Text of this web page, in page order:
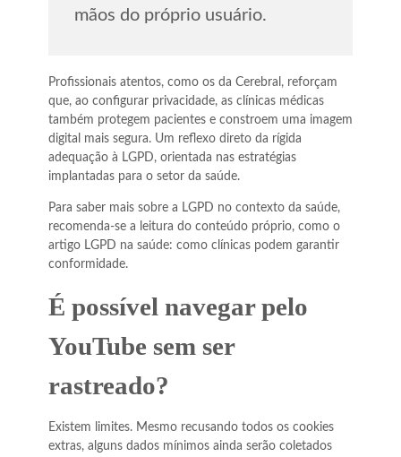
mãos do próprio usuário.
Profissionais atentos, como os da Cerebral, reforçam
que, ao configurar privacidade, as clínicas médicas
também protegem pacientes e constroem uma imagem
digital mais segura. Um reflexo direto da rígida
adequação à LGPD, orientada nas estratégias
implantadas para o setor da saúde.
Para saber mais sobre a LGPD no contexto da saúde,
recomenda-se a leitura do conteúdo próprio, como o
artigo LGPD na saúde: como clínicas podem garantir
conformidade.
É possível navegar pelo
YouTube sem ser
rastreado?
Existem limites. Mesmo recusando todos os cookies
extras, alguns dados mínimos ainda serão coletados